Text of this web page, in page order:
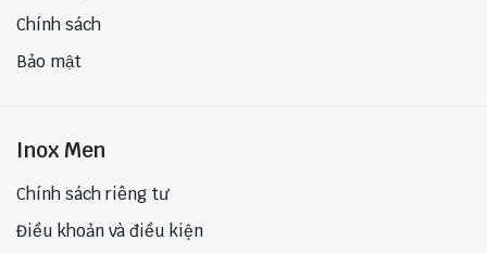
Chính sách
Bảo mật
Inox Men
Chính sách riêng tư
Điều khoản và điều kiện